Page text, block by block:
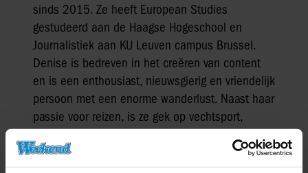
sinds 2015. Ze heeft European Studies
gestudeerd aan de Haagse Hogeschool en
Journalistiek aan KU Leuven campus Brussel.
Denise is bedreven in het creëren van content
en is een enthousiast, nieuwsgierig en vriendelijk
persoon met een enorme wanderlust. Naast haar
passie voor reizen, is ze gek op vechtsport,